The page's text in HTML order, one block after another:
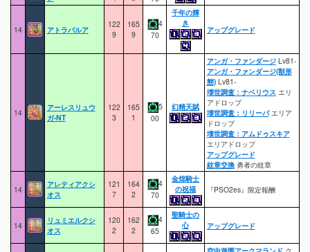
14 アトラバルア
122
9
165
9
4
70
千年の輝
き
アップグレード
14
アーレスリュウ
ガ-NT
122
3
165
1
5
00
幻精天賦
アンガ・ファンダージLv81-
アンガ・ファンダージ(獣形
態)Lv81-
壊世調査：ナベリウス エリ
アドロップ
壊世調査：リリーパエリア
ドロップ
壊世調査：アムドゥスキア
エリアドロップ
アップグレード
紋章交換勇者の紋章
14
アレティアクシ
オス
121
7
164
2
4
70
金煌騎士
の祝福
『PSO2es』限定報酬
14
リュミエルクシ
オス
120
2
162
2
4
65
聖騎士の
心
アップグレード